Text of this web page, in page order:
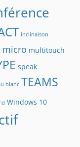
inclinaison
micro multitouch
speak
blanc TEAMS
Windows 10